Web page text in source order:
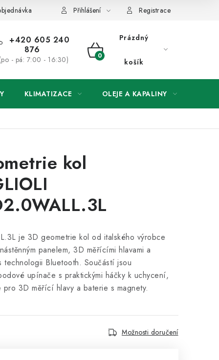
Přihlášení Registrace
+420 605 240
876
- pá: 7:00 - 16:30)
NÁKUPNÍ
Prázdný
košík
KLIMATIZACE OLEJE A KAPALINY
kol
je 3D geometrie kol od italského výrobce
panelem, 3D měřícími hlavami a
technologii Bluetooth. Součástí jsou
upínače s praktickými háčky k uchycení,
3D měřící hlavy a baterie s magnety.
Možnosti doručení